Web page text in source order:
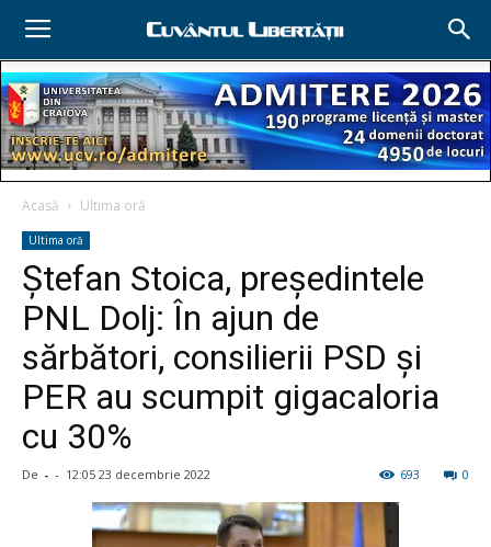
Acasă Ultima oră
Ultima oră
Ştefan Stoica, preşedintele
PNL Dolj: În ajun de
sărbători, consilierii PSD și
PER au scumpit gigacaloria
cu 30%
De - - 12:05 23 decembrie 2022 0
693